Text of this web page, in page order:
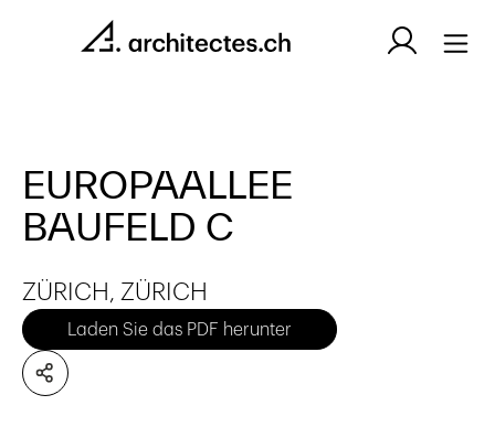
EUROPAALLEE
BAUFELD C
ZÜRICH, ZÜRICH
Laden Sie das PDF herunter